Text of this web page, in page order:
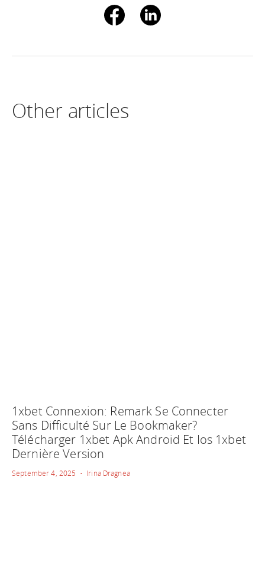
Other articles
1xbet Connexion: Remark Se Connecter
Sans Difficulté Sur Le Bookmaker?
Télécharger 1xbet Apk Android Et Ios 1xbet
Dernière Version
September 4, 2025 • Irina Dragnea